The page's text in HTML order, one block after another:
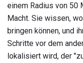
einem Radius von 50
Macht. Sie wissen,
bringen können, und
Schritte vor dem
lokalisiert wird, der